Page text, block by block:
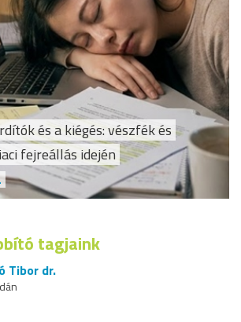
és a kiégés: vészfék és
fejreállás idején
tagjaink
Tibor dr.